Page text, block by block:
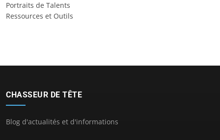
Portraits de Talents
Ressources et Outils
CHASSEUR DE TÊTE
Blog d'actualités et d'informations